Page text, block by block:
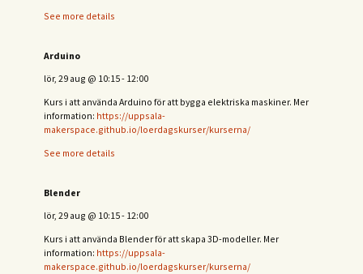
See more details
Arduino
lör, 29 aug @ 10:15- 12:00
Kurs i att använda Arduino för att bygga elektriska maskiner. Mer
information: https://uppsala-
makerspace.github.io/loerdagskurser/kurserna/
See more details
Blender
lör, 29 aug @ 10:15- 12:00
Kurs i att använda Blender för att skapa 3D-modeller. Mer
information: https://uppsala-
makerspace.github.io/loerdagskurser/kurserna/